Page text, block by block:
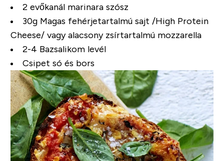
2 evőkanál marinara szósz
30g Magas fehérjetartalmú sajt /High Protein
Cheese/vagy alacsony zsírtartalmú mozzarella
2-4 Bazsalikom levél
Csipet só és bors